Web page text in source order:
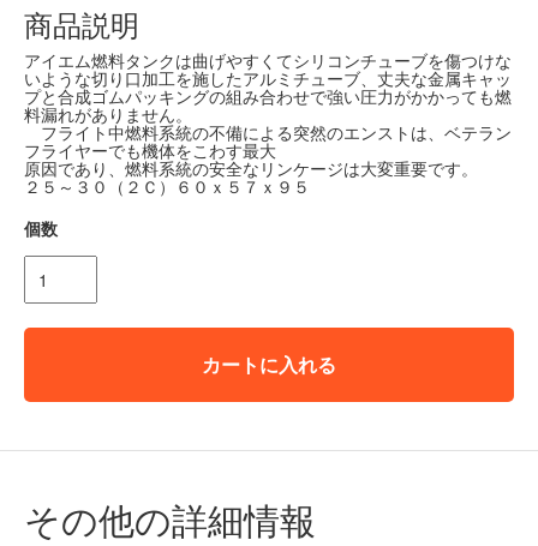
商品説明
アイエム燃料タンクは曲げやすくてシリコンチューブを傷つけな
いような切り口加工を施したアルミチューブ、丈夫な金属キャッ
プと合成ゴムパッキングの組み合わせで強い圧力がかかっても燃
料漏れがありません。
フライト中燃料系統の不備による突然のエンストは、ベテラン
フライヤーでも機体をこわす最大
原因であり、燃料系統の安全なリンケージは大変重要です。
２５～３０（２Ｃ）６０ｘ５７ｘ９５
個数
カートに入れる
その他の詳細情報